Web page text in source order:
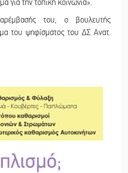
για την τοπική κοινωνία».
του, ο βουλευτής
του ψηφίσματος του ΔΣ Ανατ.